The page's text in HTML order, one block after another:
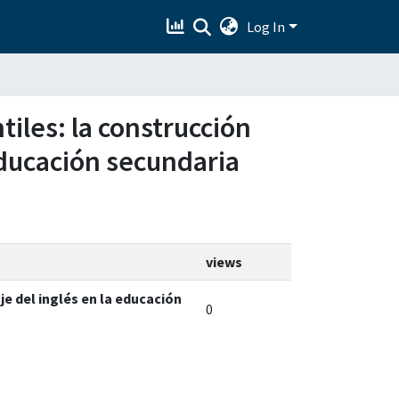
Log In
la construcción
secundaria
views
del inglés en la educación
0